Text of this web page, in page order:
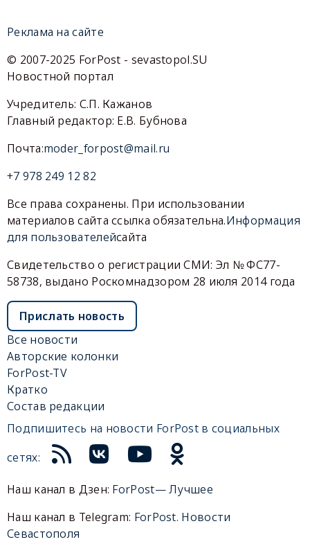
Реклама на сайте
© 2007-2025 ForPost - sevastopol.SU
Новостной портал
Учредитель: С.П. Кажанов
Главный редактор: Е.В. Бубнова
Почта:moder_forpost@mail.ru
+7 978 249 12 82
Все права сохранены. При использовании
материалов сайта ссылка обязательна.Информация
для пользователейсайта
Свидетельство о регистрации СМИ: Эл № ФС77-
58738, выдано Роскомнадзором 28 июля 2014 года
Прислать новость
Все новости
Авторские колонки
ForPost-TV
Кратко
Состав редакции
Подпишитесь на новости ForPost в социальных
сетях:
Наш канал в Дзен: ForPost— Лучшее
Наш канал в Telegram: ForPost. Новости
Севастополя